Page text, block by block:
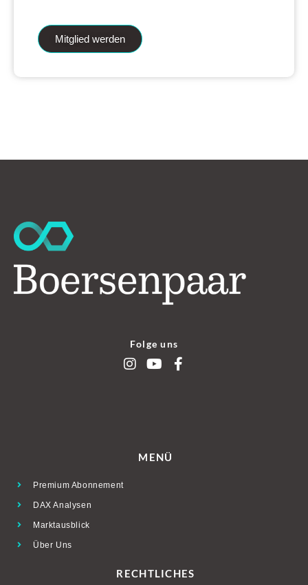
Mitglied werden
Folge uns
MENÜ
Premium Abonnement
DAX Analysen
Marktausblick
Über Uns
RECHTLICHES